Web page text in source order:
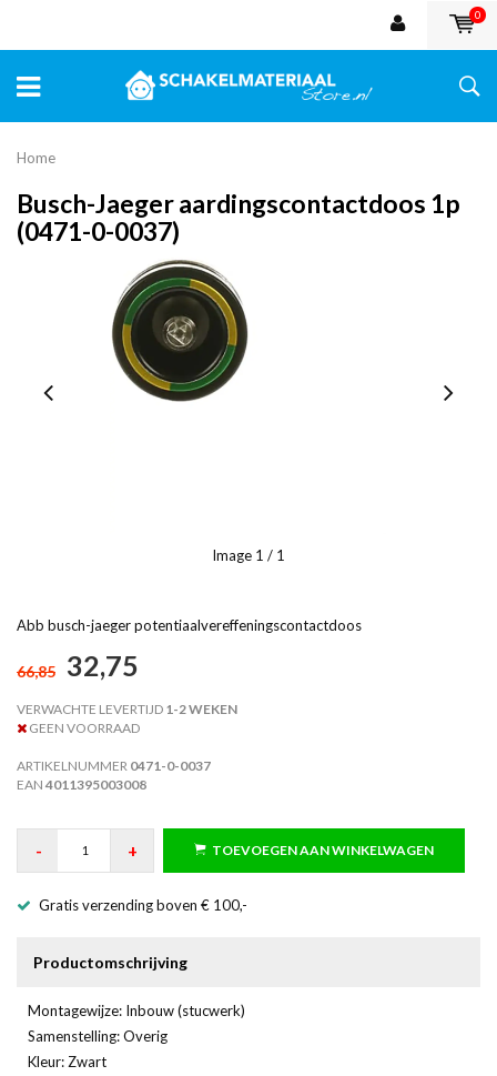
0
Home
Busch-Jaeger aardingscontactdoos 1p
(0471-0-0037)
Image 1 / 1
Abb busch-jaeger potentiaalvereffeningscontactdoos
66,85 32,75
VERWACHTE LEVERTIJD 1-2 WEKEN
GEEN VOORRAAD
ARTIKELNUMMER 0471-0-0037
EAN 4011395003008
- + TOEVOEGEN AAN WINKELWAGEN
Gratis verzending boven € 100,-
Productomschrijving
Montagewijze: Inbouw (stucwerk)
Samenstelling: Overig
Kleur: Zwart